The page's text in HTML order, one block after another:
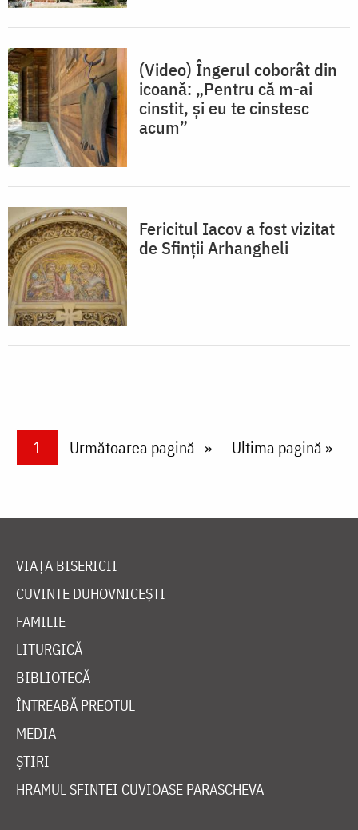
(Video) Îngerul coborât din
icoană: „Pentru că m-ai
cinstit, și eu te cinstesc
acum”
Fericitul Iacov a fost vizitat
de Sfinții Arhangheli
PaginareCurrent page
1 Next page
Următoarea pagină Last page
Ultima pagină »
VIAȚA BISERICII
CUVINTE DUHOVNICEȘTI
FAMILIE
LITURGICĂ
BIBLIOTECĂ
ÎNTREABĂ PREOTUL
MEDIA
ȘTIRI
HRAMUL SFINTEI CUVIOASE PARASCHEVA